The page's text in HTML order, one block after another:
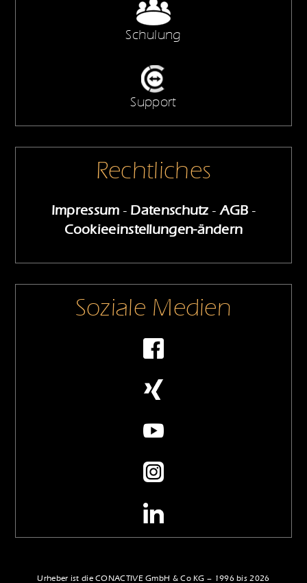
Schulung
Support
Rechtliches
Impressum - Datenschutz -AGB -
Cookieeinstellungen-ändern
Soziale Medien
Urheber ist die CONACTIVE GmbH & Co KG – 1996 bis 2026